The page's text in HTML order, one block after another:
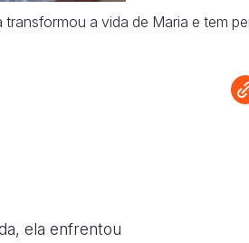
a vida de Maria e tem
ela enfrentou